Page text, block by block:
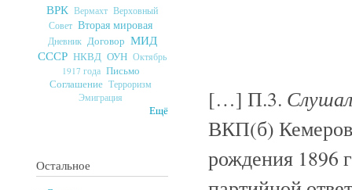
ВРК Вермахт Верховный
Совет Вторая мировая
Дневник Договор МИД
СССР НКВД ОУН Октябрь
1917 года Письмо
Соглашение Терроризм
Эмиграция
Ещё
Остальное
[…] П.3.
ВКП(б)
рождения 1896